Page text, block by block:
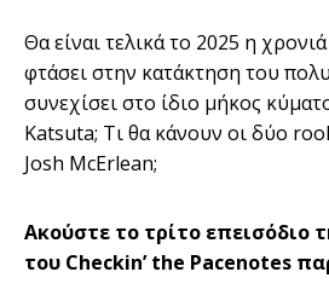
Θα είναι τελικά το 2025 η
φτάσει στην κατάκτηση του
συνεχίσει στο ίδιο μήκος
Katsuta; Τι θα κάνουν οι δύο
Josh McErlean;
Ακούστε το τρίτο επεισόδιο
του Checkin’ the Pacenotes